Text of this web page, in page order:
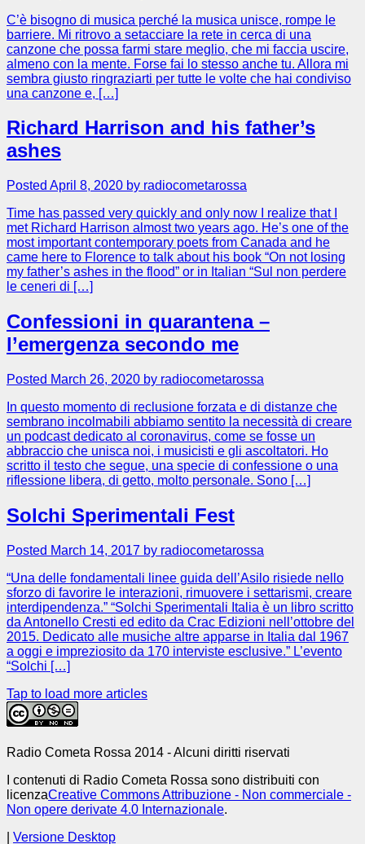
C’è bisogno di musica perché la musica unisce, rompe le
barriere. Mi ritrovo a setacciare la rete in cerca di una
canzone che possa farmi stare meglio, che mi faccia uscire,
almeno con la mente. Forse fai lo stesso anche tu. Allora mi
sembra giusto ringraziarti per tutte le volte che hai condiviso
una canzone e, […]
Richard Harrison and his father’s
ashes
Posted April 8, 2020 by radiocometarossa
Time has passed very quickly and only now I realize that I
met Richard Harrison almost two years ago. He’s one of the
most important contemporary poets from Canada and he
came here to Florence to talk about his book “On not losing
my father’s ashes in the flood” or in Italian “Sul non perdere
le ceneri di […]
Confessioni in quarantena –
l’emergenza secondo me
Posted March 26, 2020 by radiocometarossa
In questo momento di reclusione forzata e di distanze che
sembrano incolmabili abbiamo sentito la necessità di creare
un podcast dedicato al coronavirus, come se fosse un
abbraccio che unisca noi, i musicisti e gli ascoltatori. Ho
scritto il testo che segue, una specie di confessione o una
riflessione libera, di getto, molto personale. Sono […]
Solchi Sperimentali Fest
Posted March 14, 2017 by radiocometarossa
“Una delle fondamentali linee guida dell’Asilo risiede nello
sforzo di favorire le interazioni, rimuovere i settarismi, creare
interdipendenza.” “Solchi Sperimentali Italia è un libro scritto
da Antonello Cresti ed edito da Crac Edizioni nell’ottobre del
2015. Dedicato alle musiche altre apparse in Italia dal 1967
a oggi e impreziosito da 170 interviste esclusive.” L’evento
“Solchi […]
Tap to load more articles
Radio Cometa Rossa 2014 - Alcuni diritti riservati
I contenuti di Radio Cometa Rossa sono distribuiti con
licenzaCreative Commons Attribuzione - Non commerciale -
Non opere derivate 4.0 Internazionale.
Versione Desktop